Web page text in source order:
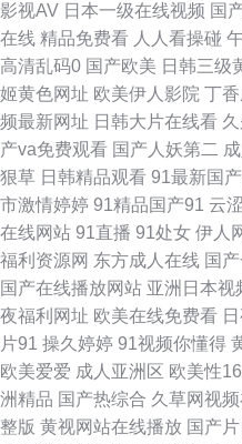
片导航 91抠逼 传媒二区传媒 久久
网址 91福利网站导航 韩日欧亚a级
国操B视频 欧美一级黄色A片 亚洲
综合亚洲色色图 超碰性导航 九一
黄色片子看 欧美亚洲日韩成人 午
青娱乐91精品 伊人打炮网 A片视屏
本无码 99热碰碰热精品 激情五月花
产精品视频xⅩ 欧美日韩中字 亚洲
影视AV 日本一级在线视频 国
在线 精品免费看 人人看操碰
高清乱码0 国产欧美 日韩三级
姬黄色网址 欧美伊人影院 丁
频最新网址 日韩大片在线看
产va免费观看 国产人妖第二
狠草 日韩精品观看 91最新国
市激情婷婷 91精品国产91 云
在线网站 91直播 91处女 伊人
福利资源网 东方成人在线 国
国产在线播放网站 亚洲日本视
夜福利网址 欧美在线免费看
片91 操久婷婷 91视频你懂得
欧美爱爱 成人亚洲区 欧美性16
洲精品 国产热综合 久草网视
整版 黄视网站在线播放 国产